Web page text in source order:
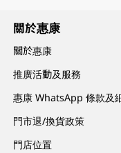
關於惠康
關於惠康
推廣活動及服務
惠康 WhatsApp 條款及
門市退/換貨政策
門店位置